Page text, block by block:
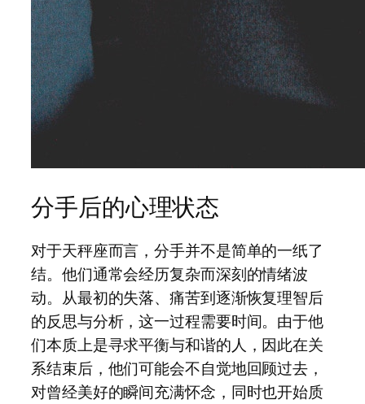
分手后的心理状态
对于天秤座而言，分手并不是简单的一纸了
结。他们通常会经历复杂而深刻的情绪波
动。从最初的失落、痛苦到逐渐恢复理智后
的反思与分析，这一过程需要时间。由于他
们本质上是寻求平衡与和谐的人，因此在关
系结束后，他们可能会不自觉地回顾过去，
对曾经美好的瞬间充满怀念，同时也开始质